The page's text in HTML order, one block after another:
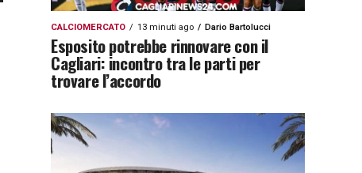
CALCIOMERCATO 13 minuti ago Dario Bartolucci
Esposito potrebbe rinnovare con il
Cagliari: incontro tra le parti per
trovare l’accordo